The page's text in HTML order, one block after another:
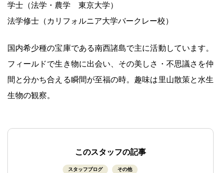
学士（法学・農学 東京大学）
法学修士（カリフォルニア大学バークレー校）
国内希少種の宝庫である南西諸島で主に活動しています。
フィールドで生き物に出会い、その美しさ・不思議さを仲
間と分かち合える瞬間が至福の時。趣味は里山散策と水生
生物の観察。
このスタッフの記事
スタッフブログ その他